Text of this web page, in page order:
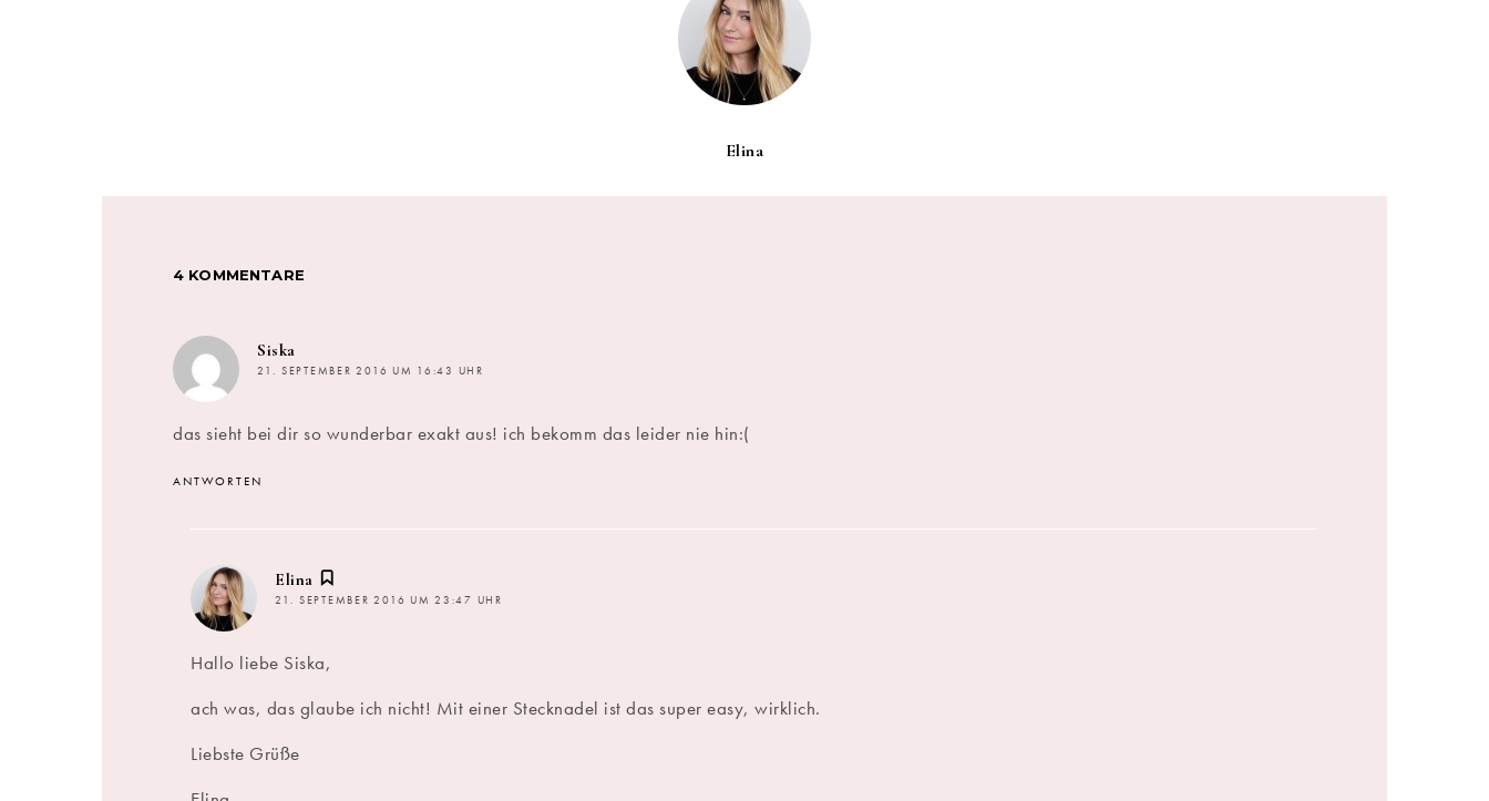
Elina
4 KOMMENTARE
Siska
21. SEPTEMBER 2016 UM 16:43 UHR
das sieht bei dir so wunderbar exakt aus! ich bekomm das leider nie hin:(
ANTWORTEN
Elina
21. SEPTEMBER 2016 UM 23:47 UHR
Hallo liebe Siska,
ach was, das glaube ich nicht! Mit einer Stecknadel ist das super easy, wirklich.
Liebste Grüße